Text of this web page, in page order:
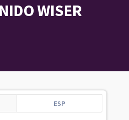
WISER
ESP